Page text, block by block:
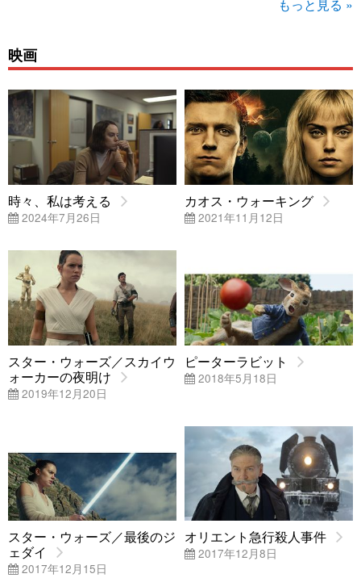
もっと見る »
映画
時々、私は考える
2024年7月26日
カオス・ウォーキング
2021年11月12日
スター・ウォーズ／スカイウ
ォーカーの夜明け
2019年12月20日
ピーターラビット
2018年5月18日
スター・ウォーズ／最後のジ
ェダイ
2017年12月15日
オリエント急行殺人事件
2017年12月8日